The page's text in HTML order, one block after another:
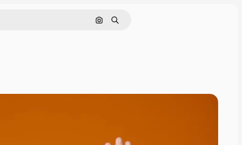
Pesquisar por imagem
Buscar